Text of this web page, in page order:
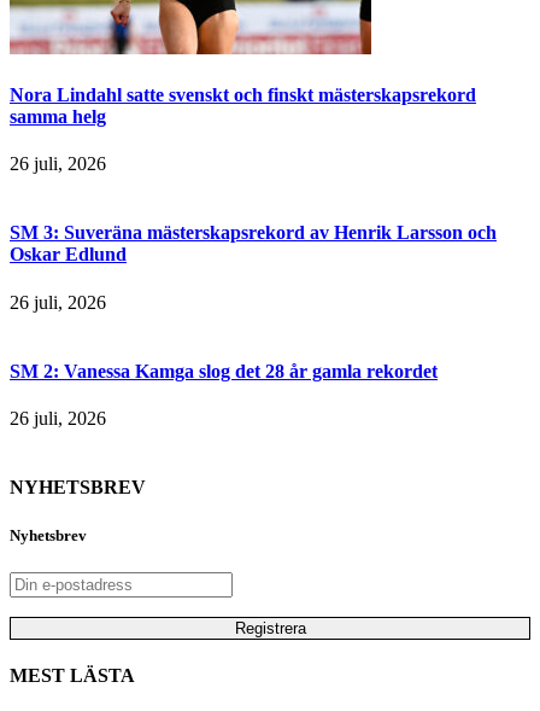
Nora Lindahl satte svenskt och finskt mästerskapsrekord
samma helg
26 juli, 2026
SM 3: Suveräna mästerskapsrekord av Henrik Larsson och
Oskar Edlund
26 juli, 2026
SM 2: Vanessa Kamga slog det 28 år gamla rekordet
26 juli, 2026
NYHETSBREV
Nyhetsbrev
MEST LÄSTA